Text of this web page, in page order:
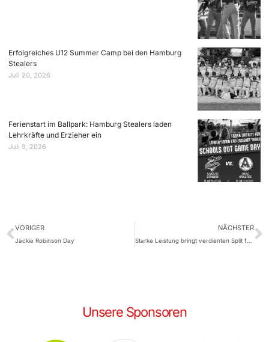
Erfolgreiches U12 Summer Camp bei den Hamburg
Stealers
Juli 20, 2026
Ferienstart im Ballpark: Hamburg Stealers laden
Lehrkräfte und Erzieher ein
Juli 9, 2026
VORIGER
Jackie Robinson Day
NÄCHSTER
Starke Leistung bringt verdienten Split für das zweite Team der Stealers
Unsere Sponsoren